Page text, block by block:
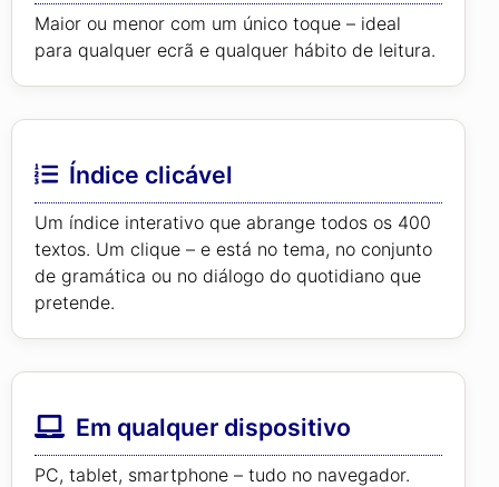
Maior ou menor com um único toque – ideal
para qualquer ecrã e qualquer hábito de leitura.
Índice clicável
Um índice interativo que abrange todos os 400
textos. Um clique – e está no tema, no conjunto
de gramática ou no diálogo do quotidiano que
pretende.
Em qualquer dispositivo
PC, tablet, smartphone – tudo no navegador.